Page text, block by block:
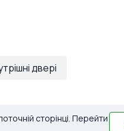
двері
сторінці. Перейти